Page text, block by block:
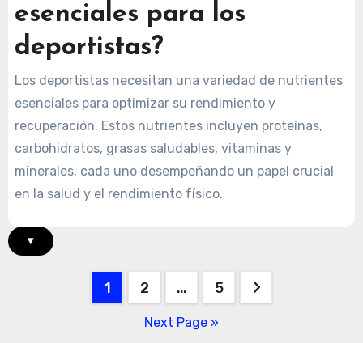
esenciales para los
deportistas?
Los deportistas necesitan una variedad de nutrientes
esenciales para optimizar su rendimiento y
recuperación. Estos nutrientes incluyen proteínas,
carbohidratos, grasas saludables, vitaminas y
minerales, cada uno desempeñando un papel crucial
en la salud y el rendimiento físico.
▾
1 2 … 5
Next Page »